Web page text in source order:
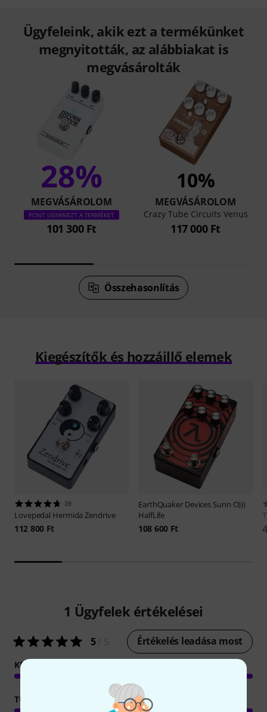
Ügyfeleink, akik ezt a termékünket
megnyitották, az alábbiakat is
megvásárolták
28%
MEGVÁSÁROLOM
PONT UGYANEZT A TERMÉKET
101 300 Ft
10%
MEGVÁSÁROLOM
Crazy Tube Circuits Venus
117 000 Ft
Összehasonlítás
Kiegészítők és hozzáillő elemek
39
Lovepedal Hermida Zendrive
112 800 Ft
EarthQuaker Devices Sunn O)))
HalfLife
108 600 Ft
1 Ügyfelek értékelései
5/ 5 Értékelés leadása most
KEZELÉS
TULAJDONSAGOK